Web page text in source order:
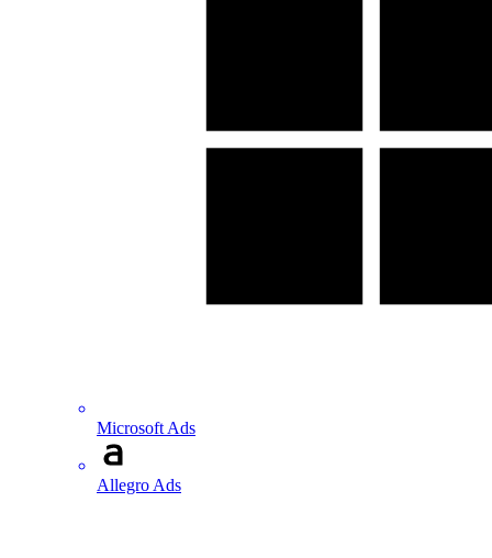
Microsoft Ads
Allegro Ads